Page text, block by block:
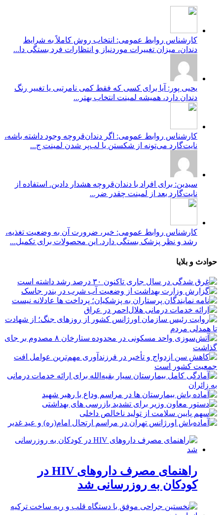
کارشناس روابط عمومی: انتخاب روش کاملاً به شرایط
دندان، میزان تغییرات موردنیاز و انتظارات فرد بستگی دا...
یحیی پور: آیا برای کسی که فقط کمی نامرتبی یا تغییر رنگ
دندان دارد، همیشه لمینت انتخاب بهتر...
کارشناس روابط عمومی: اگر دندان‌قروچه وجود داشته باشه،
نایت‌گارد می‌تونه از شکستن یا لب‌پر شدن لمینت ج...
سیدین: برای افراد با دندان‌قروچه هشدار دادین. استفاده از
نایت‌گارد بعد از لمینت چقدر ضر...
کارشناس روابط عمومی: خیر، ضرورت آن به وضعیت تغذیه،
رشد و نظر پزشک بستگی دارد. این محصولات برای تکمیل...
حوادث و بلایا
راهنمای مصرف داروهای HIV در
کودکان به روزرسانی شد